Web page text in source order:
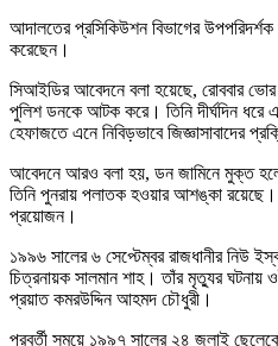
আদালতের প্রসিকিউশন বিভাগের
করেছেন।
সিআইডির আবেদনে বলা হয়েছে, রোববার ভোর
পুলিশ ডনকে আটক করে। তিনি দীর্ঘদিন ধরে
হেফাজতে এনে নিবিড়ভাবে জিজ্ঞাসাবাদের
আবেদনে আরও বলা হয়, ডন জামিনে মুক্ত
তিনি পুনরায় পলাতক হওয়ার আশঙ্কা রয়েছে।
প্রয়োজন।
১৯৯৬ সালের ৬ সেপ্টেম্বর রাজধানীর নিউ
চিত্রনায়ক সালমান শাহ। তাঁর মৃত্যুর ঘটনায়
প্রয়াত কমরউদ্দিন আহমদ চৌধুরী।
পরবর্তী সময়ে ১৯৯৭ সালের ২৪ জুলাই